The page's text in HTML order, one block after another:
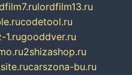
lordfilm13.ru
codetool.ru
1.rugooddver.ru
2shizashop.ru
carszona-bu.ru